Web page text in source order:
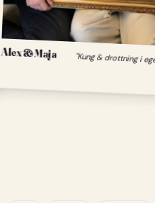
Alex & Maja "Kung & drottning i